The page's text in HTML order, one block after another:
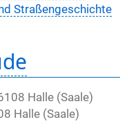
Straßengeschichte
Halle (Saale)
Halle (Saale)